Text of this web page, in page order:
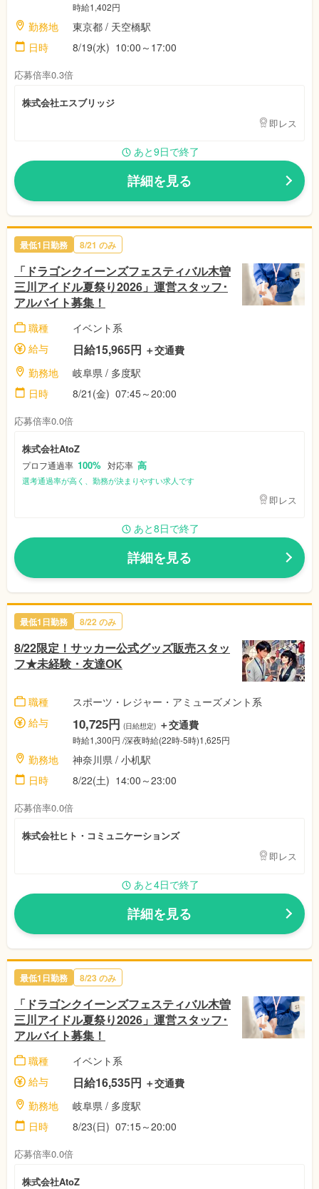
時給1,402円
勤務地 東京都 / 天空橋駅
日時
8/19(水) 10:00～17:00
応募倍率0.3倍
株式会社エスブリッジ
即レス
あと9日で終了
詳細を見る
最低1日勤務 8/21 のみ
「ドラゴンクイーンズフェスティバル木曽
三川アイドル夏祭り2026」運営スタッフ･
アルバイト募集！
職種
イベント系
給与
日給15,965円 ＋交通費
勤務地
岐阜県 / 多度駅
日時
8/21(金) 07:45～20:00
応募倍率0.0倍
株式会社AtoZ
プロフ通過率 100% 対応率 高
選考通過率が高く、勤務が決まりやすい求人です
即レス
あと8日で終了
詳細を見る
最低1日勤務 8/22のみ
8/22限定！サッカー公式グッズ販売スタッ
フ★未経験・友達OK
職種
スポーツ・レジャー・アミューズメント系
給与
10,725円 (日給想定) ＋交通費
時給1,300円 /深夜時給(22時-5時)1,625円
勤務地 神奈川県 / 小机駅
日時
8/22(土) 14:00～23:00
応募倍率0.0倍
株式会社ヒト・コミュニケーションズ
即レス
あと4日で終了
詳細を見る
最低1日勤務 8/23 のみ
「ドラゴンクイーンズフェスティバル木曽
三川アイドル夏祭り2026」運営スタッフ･
アルバイト募集！
職種
イベント系
給与
日給16,535円 ＋交通費
勤務地
岐阜県 / 多度駅
日時
8/23(日) 07:15～20:00
応募倍率0.0倍
株式会社AtoZ